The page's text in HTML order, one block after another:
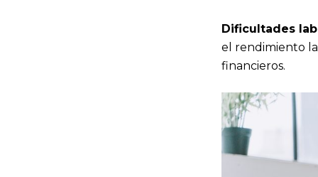
Dificultades
el rendimiento
financieros.